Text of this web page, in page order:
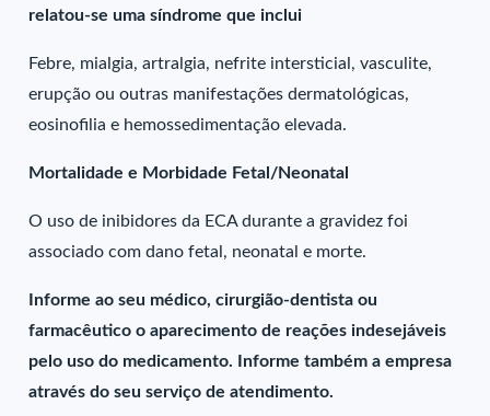
relatou-se uma síndrome que inclui
Febre, mialgia, artralgia, nefrite intersticial, vasculite,
erupção ou outras manifestações dermatológicas,
eosinofilia e hemossedimentação elevada.
Mortalidade e Morbidade Fetal/Neonatal
O uso de inibidores da ECA durante a gravidez foi
associado com dano fetal, neonatal e morte.
Informe ao seu médico, cirurgião-dentista ou
farmacêutico o aparecimento de reações indesejáveis
pelo uso do medicamento. Informe também a empresa
através do seu serviço de atendimento.